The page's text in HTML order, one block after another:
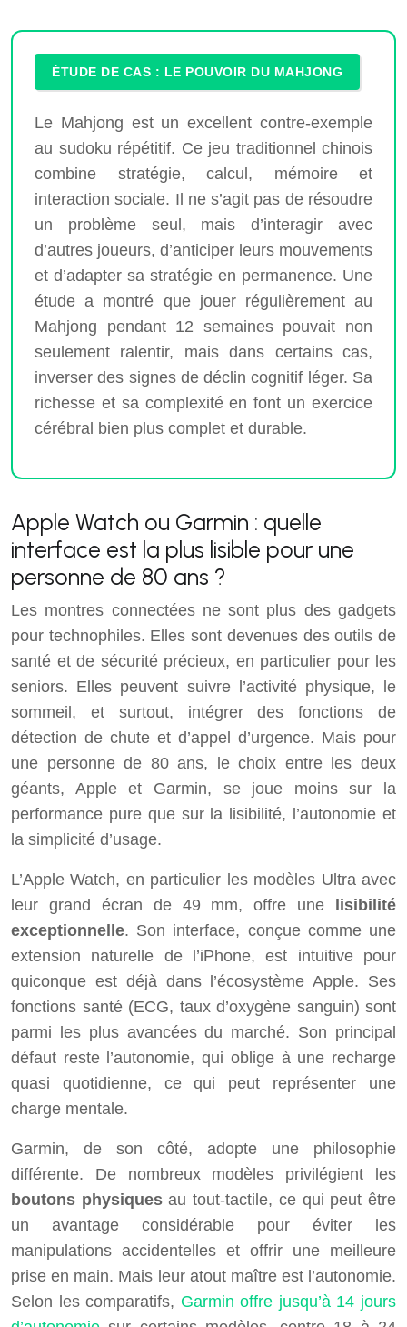
ÉTUDE DE CAS : LE POUVOIR DU MAHJONG
Le Mahjong est un excellent contre-exemple
au sudoku répétitif. Ce jeu traditionnel chinois
combine stratégie, calcul, mémoire et
interaction sociale. Il ne s’agit pas de résoudre
un problème seul, mais d’interagir avec
d’autres joueurs, d’anticiper leurs mouvements
et d’adapter sa stratégie en permanence. Une
étude a montré que jouer régulièrement au
Mahjong pendant 12 semaines pouvait non
seulement ralentir, mais dans certains cas,
inverser des signes de déclin cognitif léger. Sa
richesse et sa complexité en font un exercice
cérébral bien plus complet et durable.
Apple Watch ou Garmin : quelle
interface est la plus lisible pour une
personne de 80 ans ?
Les montres connectées ne sont plus des gadgets
pour technophiles. Elles sont devenues des outils de
santé et de sécurité précieux, en particulier pour les
seniors. Elles peuvent suivre l’activité physique, le
sommeil, et surtout, intégrer des fonctions de
détection de chute et d’appel d’urgence. Mais pour
une personne de 80 ans, le choix entre les deux
géants, Apple et Garmin, se joue moins sur la
performance pure que sur la lisibilité, l’autonomie et
la simplicité d’usage.
L’Apple Watch, en particulier les modèles Ultra avec
leur grand écran de 49 mm, offre une
lisibilité
exceptionnelle. Son interface, conçue comme une
extension naturelle de l’iPhone, est intuitive pour
quiconque est déjà dans l’écosystème Apple. Ses
fonctions santé (ECG, taux d’oxygène sanguin) sont
parmi les plus avancées du marché. Son principal
défaut reste l’autonomie, qui oblige à une recharge
quasi quotidienne, ce qui peut représenter une
charge mentale.
Garmin, de son côté, adopte une philosophie
différente. De nombreux modèles privilégient les
boutons physiquesau tout-tactile, ce qui peut être
un avantage considérable pour éviter les
manipulations accidentelles et offrir une meilleure
prise en main. Mais leur atout maître est l’autonomie.
Selon les comparatifs, Garmin offre jusqu’à 14 jours